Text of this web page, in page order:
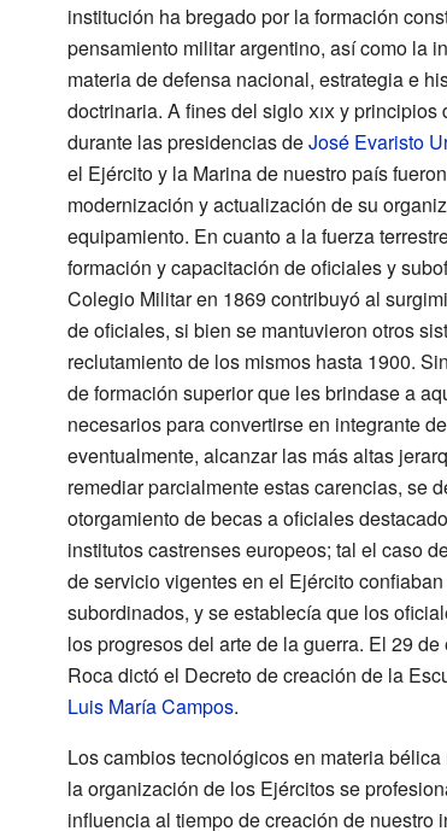
institución ha bregado por la formación
pensamiento militar argentino, así como la
materia de defensa nacional, estrategia e
doctrinaria. A fines del sigloxix y principios
durante las presidencias deJosé Evaristo
el Ejército y la Marina de nuestro país
modernización y actualización de su
equipamiento. En cuanto a la fuerza
formación y capacitación de oficiales y
Colegio Militar en 1869 contribuyó al
de oficiales, si bien se mantuvieron otros
reclutamiento de los mismos hasta 1900.
de formación superior que les brindase a
necesarios para convertirse en integrante
eventualmente, alcanzar las más altas
remediar parcialmente estas carencias, se
otorgamiento de becas a oficiales
institutos castrenses europeos; tal el caso
de servicio vigentes en el Ejército
subordinados, y se establecía que los
los progresos del arte de la guerra. El 29
Roca dictó el Decreto de creación de la
Luis María Campos.
Los cambios tecnológicos en materia
la organización de los Ejércitos se
influencia al tiempo de creación de nuestro